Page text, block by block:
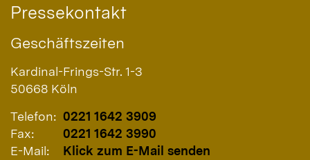
Pressekontakt
Geschäftszeiten
Kardinal-Frings-Str. 1-3
50668 Köln
Telefon: 0221 1642 3909
Fax:
0221 1642 3990
E-Mail:
Klick zum E-Mail senden